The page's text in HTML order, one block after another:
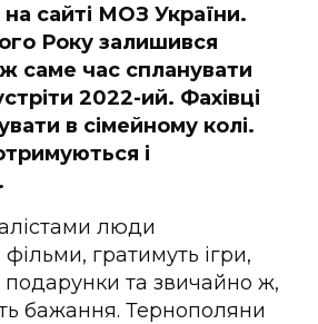
на сайті МОЗ України.
Року залишився
саме час спланувати
2022-ий. Фахівці
в сімейному колі.
і
люди
гратимуть ігри,
та звичайно ж,
бажання. Тернополяни